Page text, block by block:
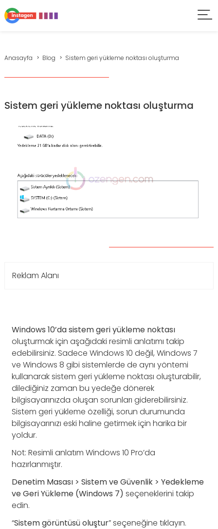
Anasayfa Blog Sistem geri yükleme noktası oluşturma
Sistem geri yükleme noktası oluşturma
Reklam Alanı
Windows 10’da sistem geri yükleme noktası
oluşturmak için aşağıdaki resimli anlatımı takip
edebilirsiniz. Sadece Windows 10 değil, Windows 7
ve Windows 8 gibi sistemlerde de aynı yöntemi
kullanarak sistem geri yükleme noktası oluşturabilir,
dilediğiniz zaman bu yedeğe dönerek
bilgisayarınızda oluşan sorunları giderebilirsiniz.
Sistem geri yükleme özelliği, sorun durumunda
bilgisayarınızı eski haline getirmek için harika bir
yoldur.
Not: Resimli anlatım Windows 10 Pro’da
hazırlanmıştır.
Denetim Masası > Sistem ve Güvenlik > Yedekleme
ve Geri Yükleme (Windows 7) seçeneklerini takip
edin.
“Sistem görüntüsü oluştur” seçeneğine tıklayın.